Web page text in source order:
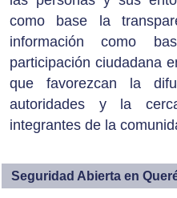
como base la
información como
participación ciudadana
que favorezcan la
autoridades y la
integrantes de la
Seguridad Abierta en